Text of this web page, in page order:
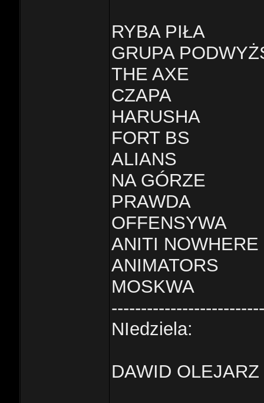
RYBA PIŁA
GRUPA
THE AXE
CZAPA
HARUSHA
FORT BS
ALIANS
NA GÓRZE
PRAWDA
OFFENSYWA
ANITI
ANIMATORS
MOSKWA
NIedziela:
DAWID OLEJARZ